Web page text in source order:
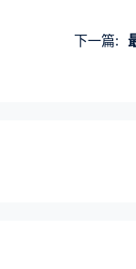
下一篇: